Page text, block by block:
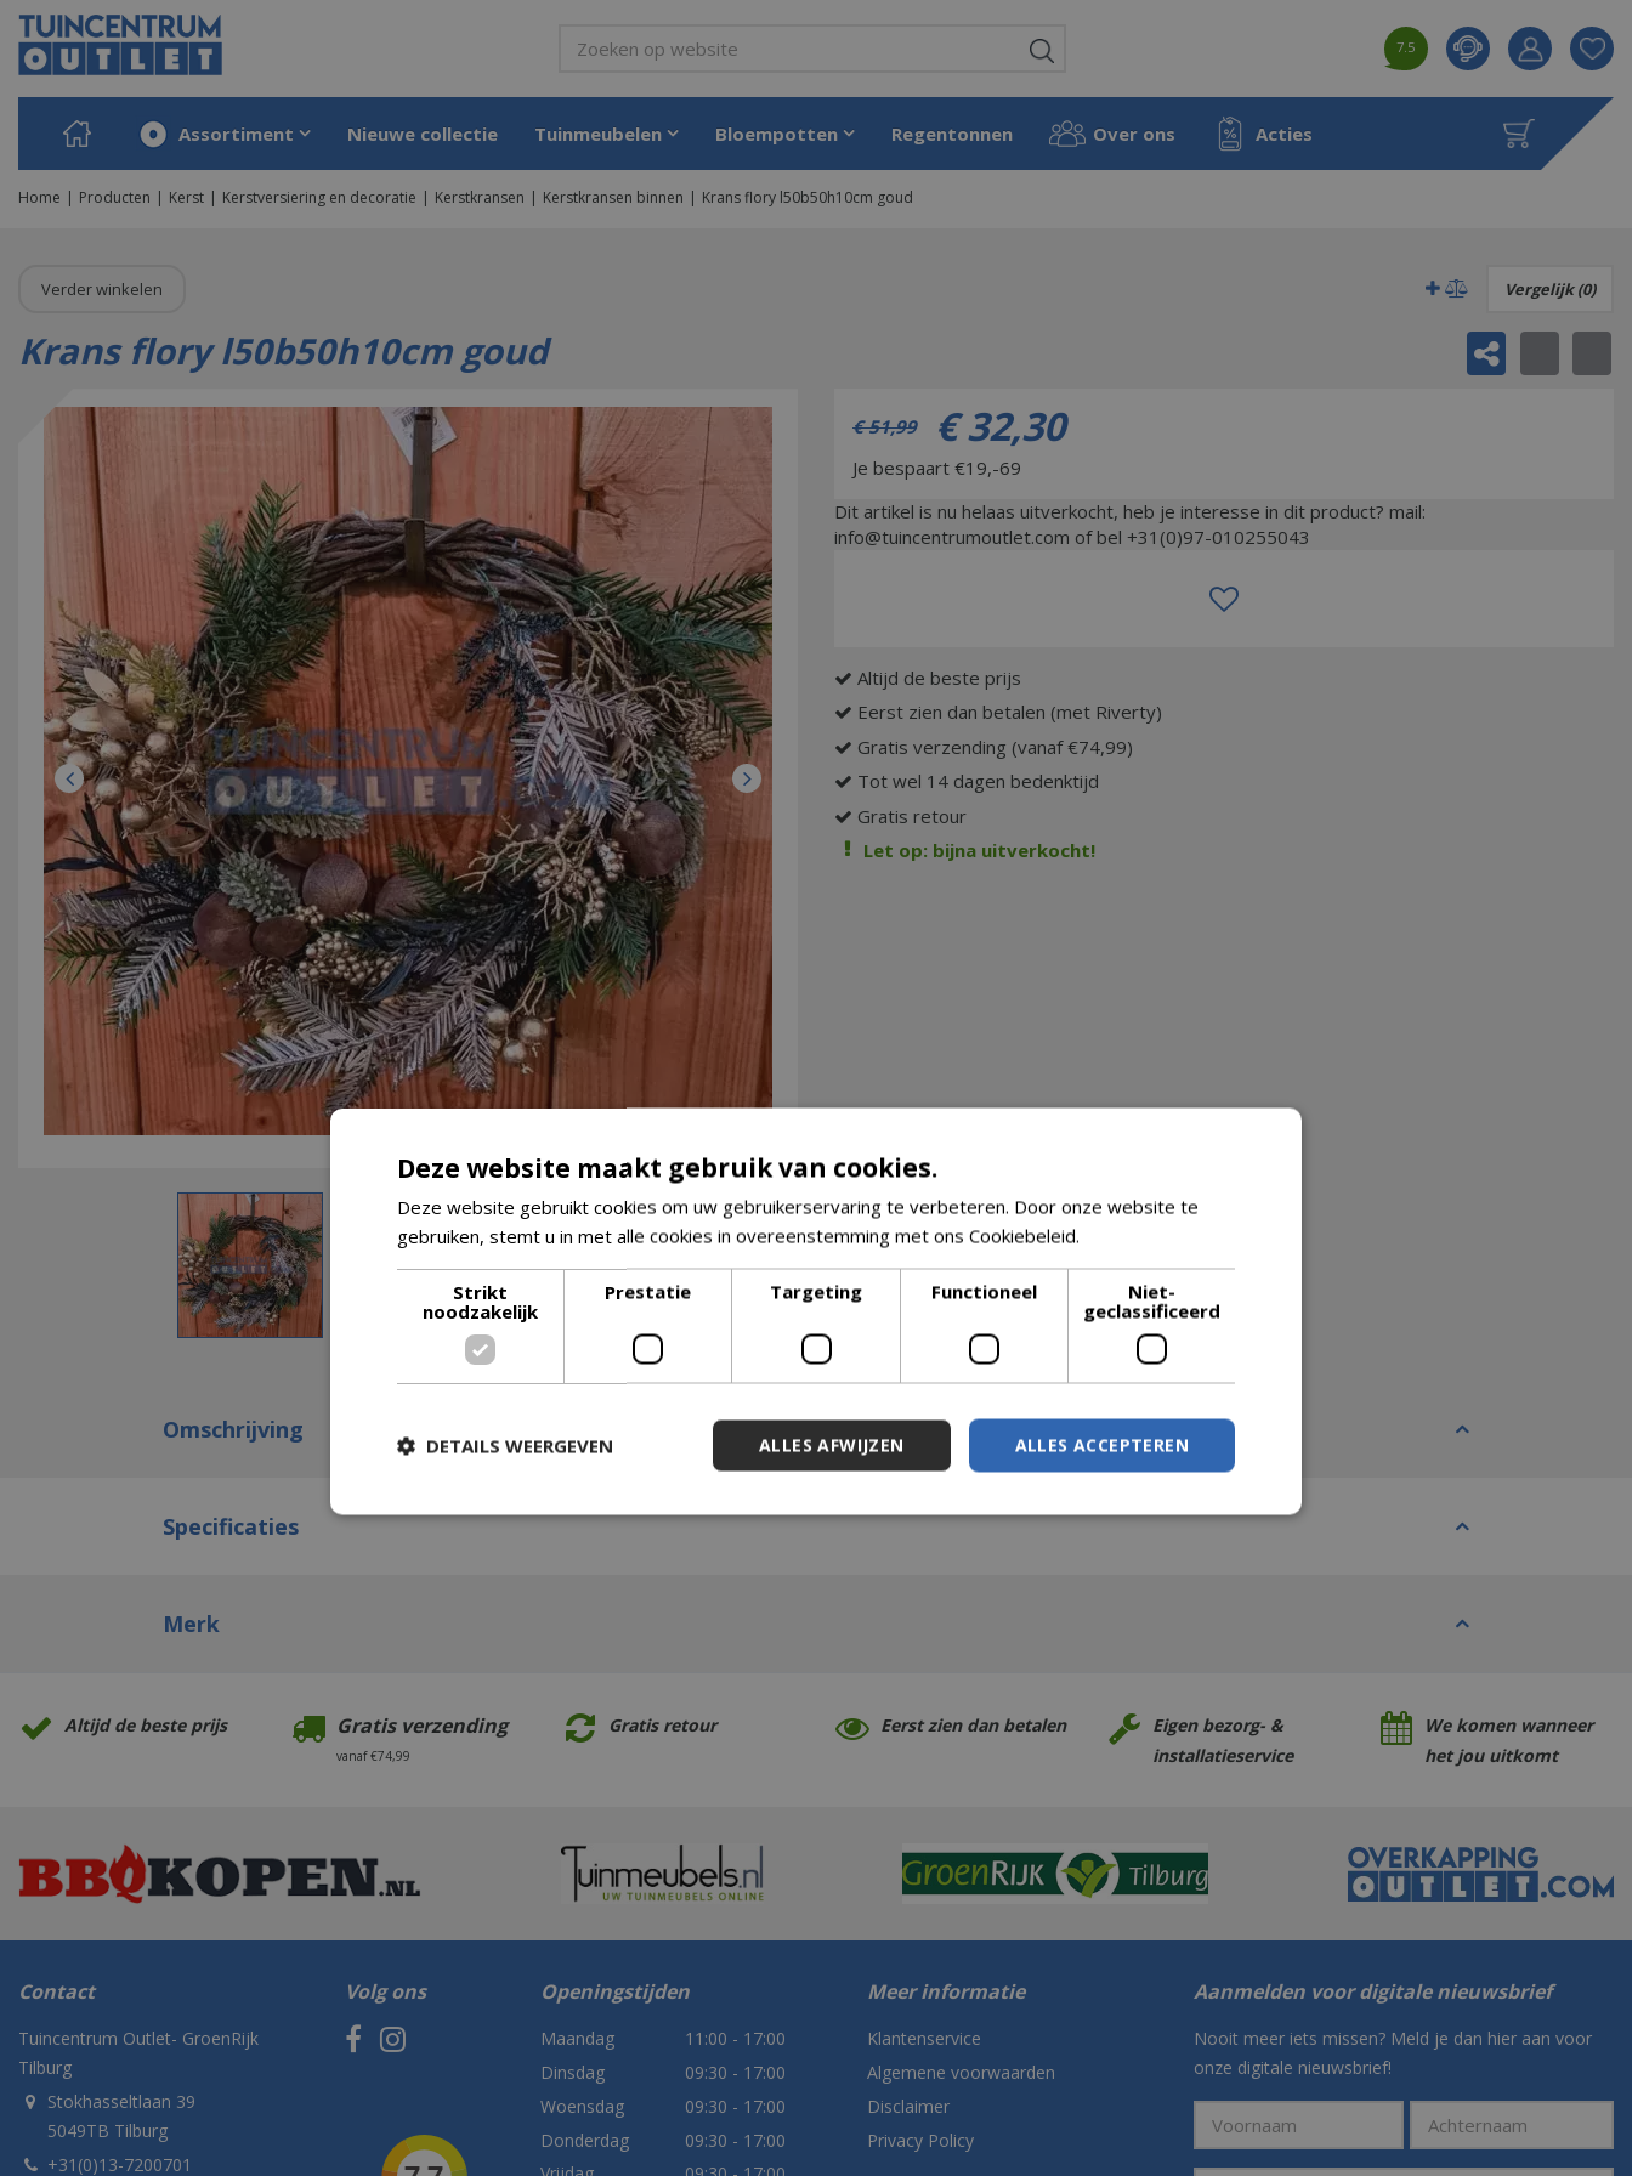
Ga
naar
content
Home Producten Kerst Kerstversiering en decoratie Kerstkransen Kerstkransen binnen Krans flory l50b50h10cm goud
7.5
Product
aan
Assortiment Nieuwe collectie Tuinmeubelen Bloempotten Regentonnen Over ons Acties
Verder winkelen Vergelijk (0)
Krans flory l50b50h10cm goud
€ 51,99 € 32,30
Je bespaart €19,-69
Dit artikel is nu helaas uitverkocht, heb je interesse in dit product? mail:
info@tuincentrumoutlet.com of bel +31(0)97-010255043
Altijd de beste prijs
Eerst zien dan betalen (met Riverty)
Gratis verzending (vanaf €74,99)
Tot wel 14 dagen bedenktijd
Gratis retour
Let op: bijna uitverkocht!
Omschrijving
Specificaties
Merk
Altijd de beste prijs Gratis verzending
vanaf €74,99
Gratis retour Eerst zien dan betalen
Eigen bezorg- &
installatieservice
We komen wanneer
het jou uitkomt
Contact
Tuincentrum Outlet- GroenRijk
Tilburg
Stokhasseltlaan 39
5049TB Tilburg
+31(0)13-7200701
Volg ons Openingstijden
Maandag
11:00 - 17:00
Dinsdag
09:30 - 17:00
Woensdag
09:30 - 17:00
Donderdag
09:30 - 17:00
Meer informatie
Klantenservice
Algemene voorwaarden
Disclaimer
Privacy Policy
Aanmelden voor digitale nieuwsbrief
Nooit meer iets missen? Meld je dan hier aan voor
onze digitale nieuwsbrief!
Deze website maakt gebruik van cookies.
Deze website gebruikt cookies om uw gebruikerservaring te verbeteren. Door onze website te
gebruiken, stemt u in met alle cookies in overeenstemming met ons Cookiebeleid.
Strikt
noodzakelijk
Prestatie Targeting Functioneel
Niet-
geclassificeerd
ALLES ACCEPTEREN
ALLES AFWIJZEN
DETAILS WEERGEVEN